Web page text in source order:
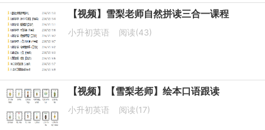
【视频】雪梨老师自然拼读三合一课程
小升初英语 阅读(43)
【视频】【雪梨老师】绘本口语跟读
小升初英语 阅读(17)